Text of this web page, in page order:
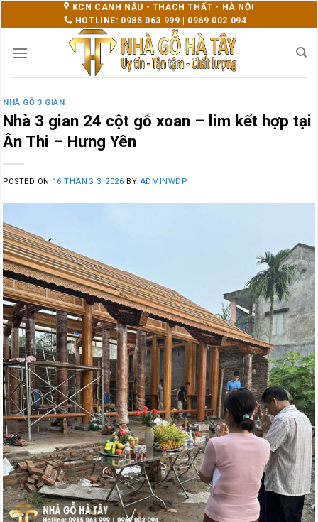
to
KCN CANH NẬU - THẠCH THẤT - HÀ NỘI
HOTLINE: 0985 063 999 | 0969 002 094
NHÀ GỖ 3 GIAN
Nhà 3 gian 24 cột gỗ xoan – lim kết hợp tại
Ân Thi – Hưng Yên
POSTED ON 16 THÁNG 3, 2026 BY ADMINWDP